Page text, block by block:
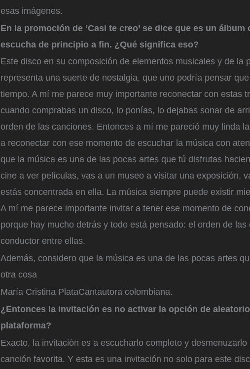
esas imágenes.
En la promoción de ‘Casi te creo’ se dice que es un
escucha de principio a fin. ¿Qué significa eso?
Este disco en su composición de elementos musicales y de la
representa una suerte de nostalgia, que uno podría pensar
tiempo. A mí me parece muy importante reconectar con estas
cuando comprabas un disco, lo ponías, lo dejabas sonar de
orden de las canciones. Entonces a mí me pareció muy linda
a reconectar con ese momento de escuchar la música con
que la música es una de las pocas artes que tú disfrutas
cine a ver películas, vas a un museo a visitar una exposición,
estás concentrada en ella. La música siempre puede existir
A mí me parece importante invitar a tener ese momento de
porque hay mucho detrás y todo está pensado: el orden de las
conductor entre ellas.
Además, considero que la música es una de las pocas artes
otra cosa
María Cristina PlataCantautora colombiana.
¿Entonces la invitación es no activar la opción de
plataforma?
Exacto, la invitación es a escucharlo completo y
canción favorita. Y esta es una invitación no solo para este